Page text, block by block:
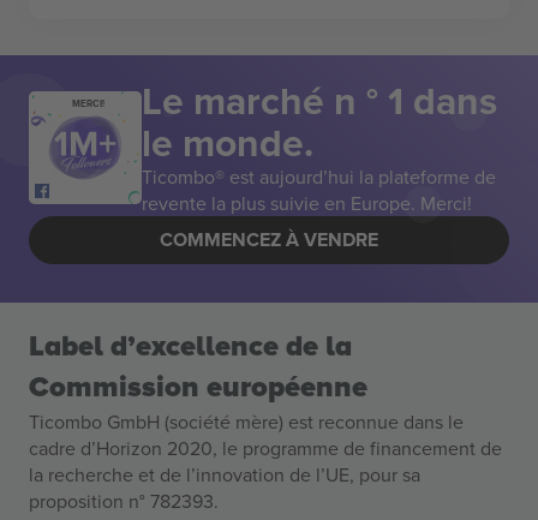
MERCI! Le marché n ° 1 dans
le monde.
Ticombo® est aujourd’hui la plateforme de
revente la plus suivie en Europe. Merci!
COMMENCEZ À VENDRE
Label d’excellence de la
Commission européenne
Ticombo GmbH (société mère) est reconnue dans le
cadre d’Horizon 2020, le programme de financement de
la recherche et de l’innovation de l’UE, pour sa
proposition n° 782393.